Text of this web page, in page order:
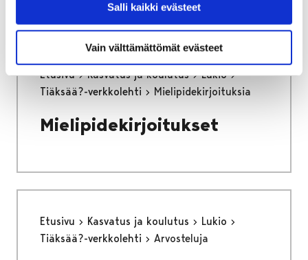
Salli kaikki evästeet
Vain välttämättömät evästeet
Etusivu Kasvatus ja koulutus
Lukio
Tiäksää?-verkkolehti
Mielipidekirjoituksia
Mielipidekirjoitukset
Etusivu Kasvatus ja koulutus
Lukio
Tiäksää?-verkkolehti
Arvosteluja